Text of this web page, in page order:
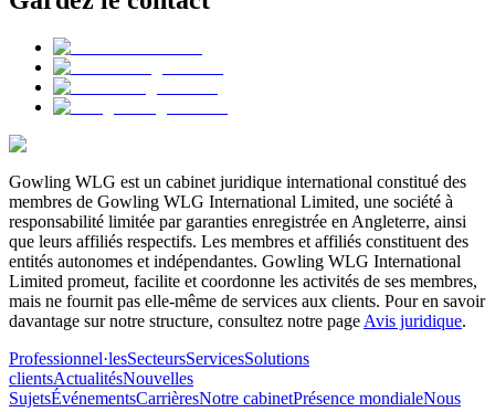
Gowling WLG est un cabinet juridique international constitué des
membres de Gowling WLG International Limited, une société à
responsabilité limitée par garanties enregistrée en Angleterre, ainsi
que leurs affiliés respectifs. Les membres et affiliés constituent des
entités autonomes et indépendantes. Gowling WLG International
Limited promeut, facilite et coordonne les activités de ses membres,
mais ne fournit pas elle-même de services aux clients. Pour en savoir
davantage sur notre structure, consultez notre page Avis juridique.
Professionnel·lesSecteursServicesSolutions
clientsActualitésNouvelles
SujetsÉvénementsCarrièresNotre cabinetPrésence mondialeNous